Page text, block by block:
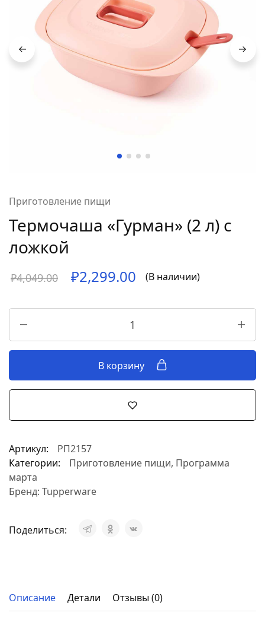
Приготовление пищи
Термочаша «Гурман» (2 л) с
ложкой
₽4,049.00 ₽2,299.00 (В наличии)
В корзину
Артикул:
РП2157
Категории:
Приготовление пищи, Программа
марта
Бренд: Tupperware
Поделиться:
Описание Детали Отзывы (0)